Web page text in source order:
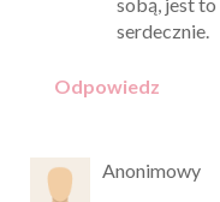
serdecznie.
Odpowiedz
Anonimowy